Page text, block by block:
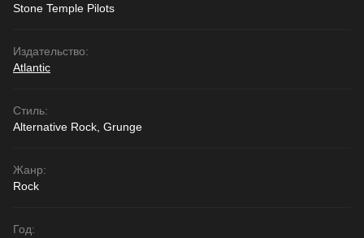
Stone Temple Pilots
Издательство:
Atlantic
Стиль:
Alternative Rock, Grunge
Жанр:
Rock
Год: